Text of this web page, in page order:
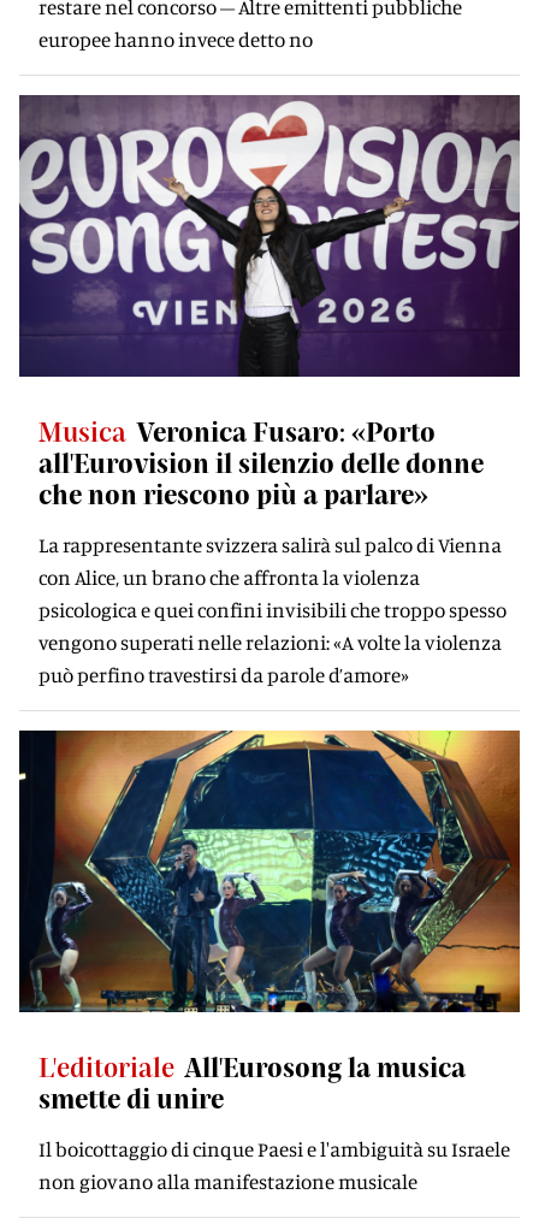
restare nel concorso – Altre emittenti pubbliche
europee hanno invece detto no
Musica Veronica Fusaro: «Porto
all'Eurovision il silenzio delle donne
che non riescono più a parlare»
La rappresentante svizzera salirà sul palco di Vienna
con Alice, un brano che affronta la violenza
psicologica e quei confini invisibili che troppo spesso
vengono superati nelle relazioni: «A volte la violenza
può perfino travestirsi da parole d’amore»
L'editoriale All'Eurosong la musica
smette di unire
Il boicottaggio di cinque Paesi e l'ambiguità su Israele
non giovano alla manifestazione musicale